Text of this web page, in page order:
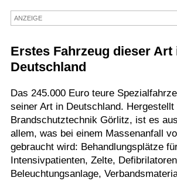
Termine
ANZEIGE
Erstes Fahrzeug dieser Art
Deutschland
Das 245.000 Euro teure
seiner Art in Deutschland. Hergestellt
Brandschutztechnik Görlitz, ist es
allem, was bei einem Massenanfall
gebraucht wird: Behandlungsplätze
Intensivpatienten, Zelte,
Beleuchtungsanlage,